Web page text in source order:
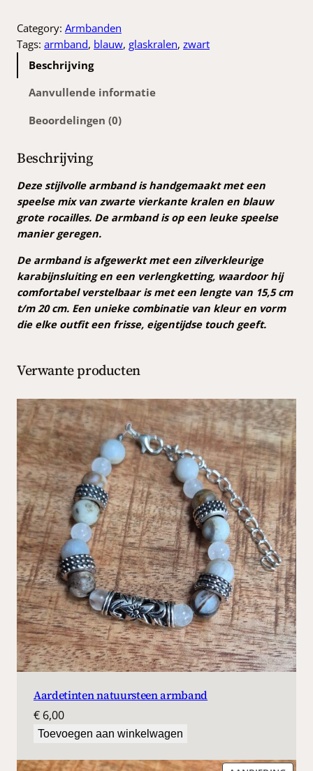
n
k
l
i
k
e
p
r
i
j
s
w
s
€
6
,
5
0
.
p
r
j
s
:
€
5
,
0
0
a
s
a
d
w
a
r
t
b
l
a
u
w
n
a
l
Category: Armbanden
Tags: armband, blauw, glaskralen, zwart
Beschrijving
Aanvullende informatie
Beoordelingen (0)
Beschrijving
Deze stijlvolle armband is handgemaakt met een
speelse mix van zwarte vierkante kralen en blauw
grote rocailles. De armband is op een leuke speelse
manier geregen.
De armband is afgewerkt met een zilverkleurige
karabijnsluiting en een verlengketting, waardoor hij
comfortabel verstelbaar is met een lengte van 15,5 cm
t/m 20 cm. Een unieke combinatie van kleur en vorm
die elke outfit een frisse, eigentijdse touch geeft.
Verwante producten
Aardetinten natuursteen armband
€ 6,00
Toevoegen aan winkelwagen